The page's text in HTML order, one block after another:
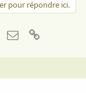
pour répondre ici.
Email